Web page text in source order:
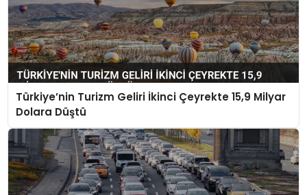
Türkiye’nin Turizm Geliri İkinci Çeyrekte 15,9 Milyar
Dolara Düştü